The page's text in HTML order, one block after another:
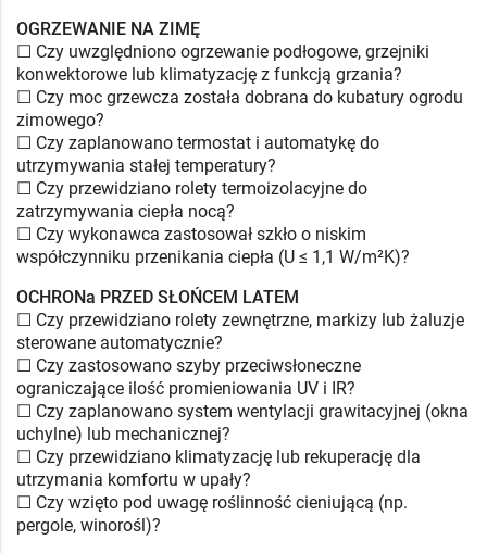
OGRZEWANIE NA ZIMĘ
☐ Czy uwzględniono ogrzewanie podłogowe, grzejniki
konwektorowe lub klimatyzację z funkcją grzania?
☐ Czy moc grzewcza została dobrana do kubatury ogrodu
zimowego?
☐ Czy zaplanowano termostat i automatykę do
utrzymywania stałej temperatury?
☐ Czy przewidziano rolety termoizolacyjne do
zatrzymywania ciepła nocą?
☐ Czy wykonawca zastosował szkło o niskim
współczynniku przenikania ciepła (U ≤ 1,1 W/m²K)?
OCHRONa PRZED SŁOŃCEM LATEM
☐ Czy przewidziano rolety zewnętrzne, markizy lub żaluzje
sterowane automatycznie?
☐ Czy zastosowano szyby przeciwsłoneczne
ograniczające ilość promieniowania UV i IR?
☐ Czy zaplanowano system wentylacji grawitacyjnej (okna
uchylne) lub mechanicznej?
☐ Czy przewidziano klimatyzację lub rekuperację dla
utrzymania komfortu w upały?
☐ Czy wzięto pod uwagę roślinność cieniującą (np.
pergole, winorośl)?